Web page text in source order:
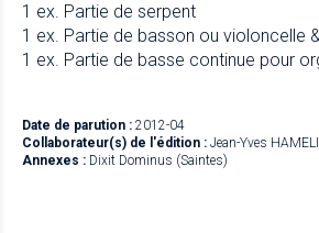
1 ex. Partie de serpent
1 ex. Partie de basson ou violoncelle
1 ex. Partie de basse continue pour
Date de parution : 2012-04
Collaborateur(s) de l'édition : Jean-Yves
Annexes : Dixit Dominus (Saintes)